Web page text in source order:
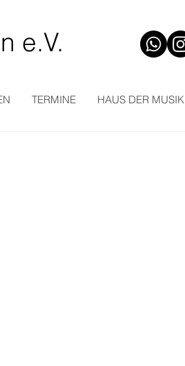
e.V.
TERMINE HAUS DER MUSIK